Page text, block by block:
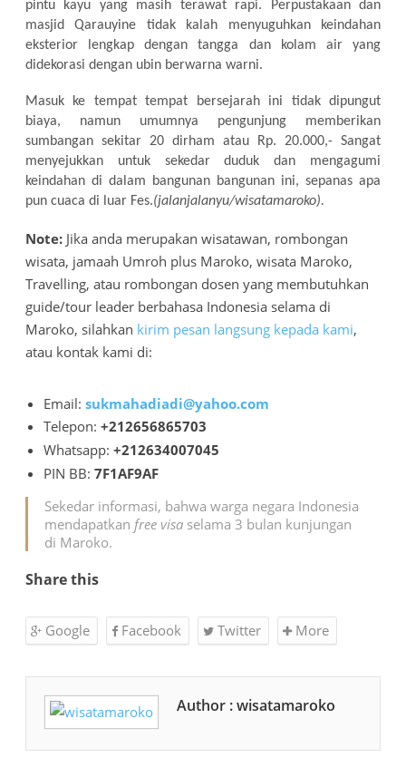
pintu kayu yang masih terawat rapi. Perpustakaan dan
masjid Qarauyine tidak kalah menyuguhkan keindahan
eksterior lengkap dengan tangga dan kolam air yang
didekorasi dengan ubin berwarna warni.
Masuk ke tempat tempat bersejarah ini tidak dipungut
biaya, namun umumnya pengunjung memberikan
sumbangan sekitar 20 dirham atau Rp. 20.000,- Sangat
menyejukkan untuk sekedar duduk dan mengagumi
keindahan di dalam bangunan bangunan ini, sepanas apa
pun cuaca di luar Fes.(jalanjalanyu/wisatamaroko).
Note: Jika anda merupakan wisatawan, rombongan
wisata, jamaah Umroh plus Maroko, wisata Maroko,
Travelling, atau rombongan dosen yang membutuhkan
guide/tour leader berbahasa Indonesia selama di
Maroko, silahkan kirim pesan langsung kepada kami,
atau kontak kami di:
Email: sukmahadiadi@yahoo.com
Telepon: +212656865703
Whatsapp: +212634007045
PIN BB: 7F1AF9AF
Sekedar informasi, bahwa warga negara Indonesia
mendapatkan free visa selama 3 bulan kunjungan
di Maroko.
Share this
Google Facebook Twitter More
Author : wisatamaroko